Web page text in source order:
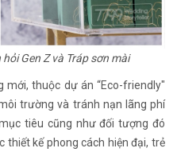
Gen Z và Tráp sơn mài
mới, thuộc dự án “Eco-friendly"
trường và tránh nạn lãng phí
tiêu cũng như đối tượng đó
thiết kế phong cách hiện đại, trẻ